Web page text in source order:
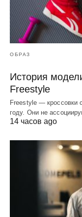
ОБРАЗ
История
Freestyle
Freestyle — кроссовки
году. Они не
14 часов ago